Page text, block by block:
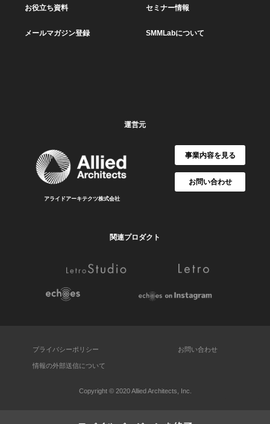
お役立ち資料 セミナー情報
メールマガジン登録 SMMLabについて
運営元
アライドアーキテクツ株式会社
事業内容を見る
お問い合わせ
関連プロダクト
プライバシーポリシー お問い合わせ
情報の外部送信について
Copyright © 2020 Allied Architects, Inc.